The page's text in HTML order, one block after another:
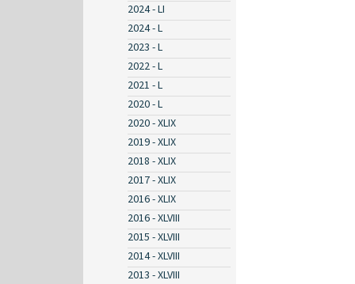
2024 - LI
2024 - L
2023 - L
2022 - L
2021 - L
2020 - L
2020 - XLIX
2019 - XLIX
2018 - XLIX
2017 - XLIX
2016 - XLIX
2016 - XLVIII
2015 - XLVIII
2014 - XLVIII
2013 - XLVIII